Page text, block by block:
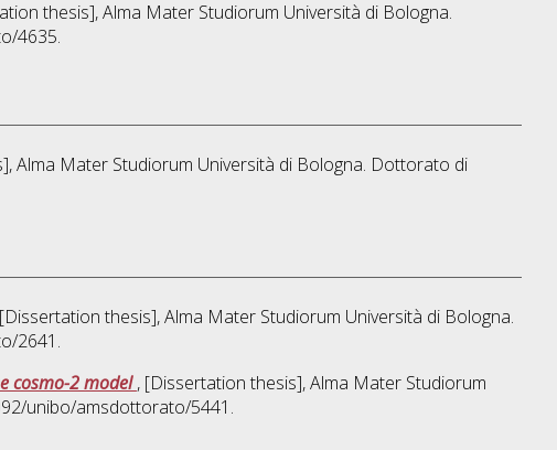
thesis], Alma Mater Studiorum Università di Bologna.
4635.
Alma Mater Studiorum Università di Bologna. Dottorato di
thesis], Alma Mater Studiorum Università di Bologna.
2641.
cosmo-2 model, [Dissertation thesis], Alma Mater Studiorum
unibo/amsdottorato/5441.